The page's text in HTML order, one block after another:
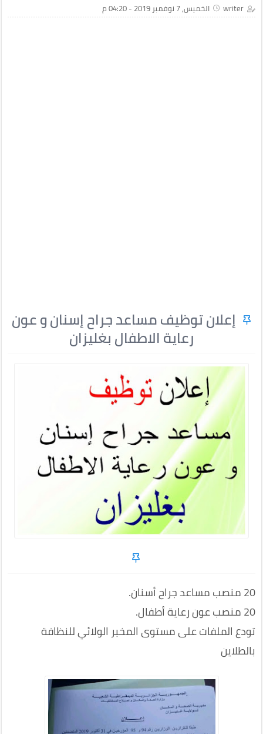
writer الخميس, 7 نوفمبر 2019 - 04:20 م
إعلان توظيف مساعد جراح إسنان و عون
رعاية الاطفال بغليزان
20 منصب مساعد جراح أسنان.
20 منصب عون رعاية أطفال.
تودع الملفات على مستوى المخبر الولائي للنظافة
بالطلاين